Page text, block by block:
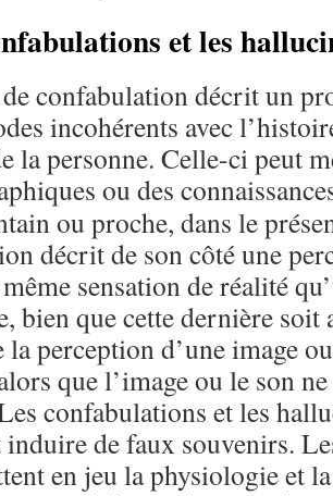
et les
confabulation décrit un
incohérents avec
la personne. Celle-ci peut
ou des
ou proche, dans le
décrit de son côté une
sensation de réalité
bien que cette dernière soit
la perception d’une image
que l’image ou le son
confabulations et les
induire de faux souvenirs.
en jeu la physiologie et